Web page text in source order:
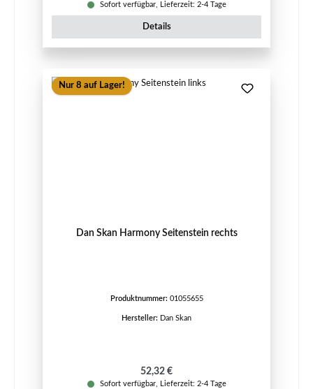
Sofort verfügbar, Lieferzeit: 2-4 Tage
Details
Nur 8 auf Lager!
Dan Skan Harmony Seitenstein rechts
Produktnummer: 01055655
Hersteller: Dan Skan
Regulärer Preis:
52,32 €
Sofort verfügbar, Lieferzeit: 2-4 Tage